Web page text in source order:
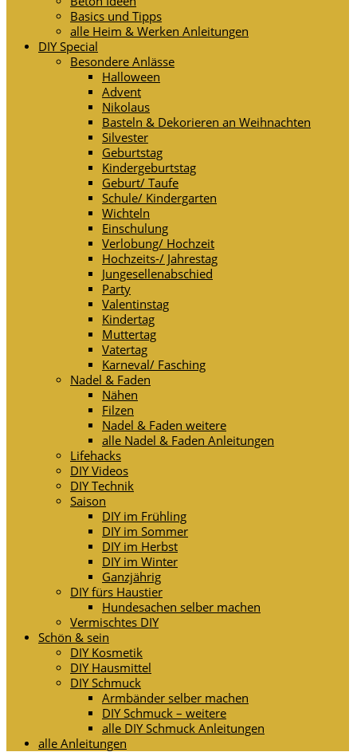
Basics und Tipps
alle Heim & Werken Anleitungen
DIY Special
Besondere Anlässe
Halloween
Advent
Nikolaus
Basteln & Dekorieren an Weihnachten
Silvester
Geburtstag
Kindergeburtstag
Geburt/ Taufe
Schule/ Kindergarten
Wichteln
Einschulung
Verlobung/ Hochzeit
Hochzeits-/ Jahrestag
Jungesellenabschied
Party
Valentinstag
Kindertag
Muttertag
Vatertag
Karneval/ Fasching
Nadel & Faden
Nähen
Filzen
Nadel & Faden weitere
alle Nadel & Faden Anleitungen
Lifehacks
DIY Videos
DIY Technik
Saison
DIY im Frühling
DIY im Sommer
DIY im Herbst
DIY im Winter
Ganzjährig
DIY fürs Haustier
Hundesachen selber machen
Vermischtes DIY
Schön & sein
DIY Kosmetik
DIY Hausmittel
DIY Schmuck
Armbänder selber machen
DIY Schmuck – weitere
alle DIY Schmuck Anleitungen
alle Anleitungen